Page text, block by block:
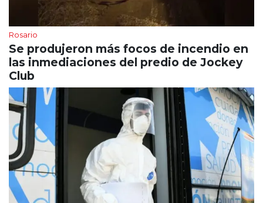
Rosario
Se produjeron más focos de incendio en
las inmediaciones del predio de Jockey
Club